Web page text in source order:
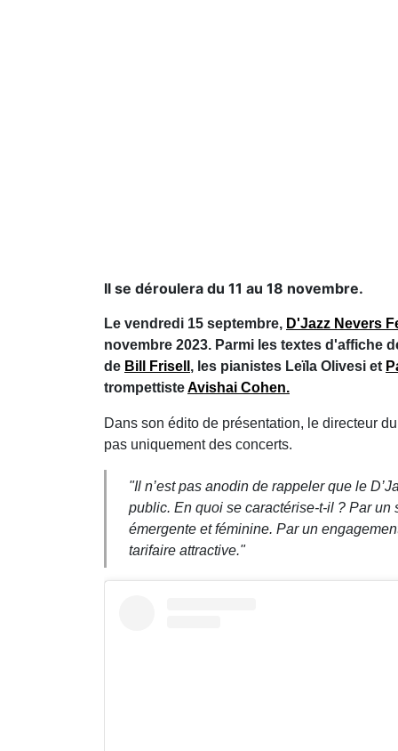
Il se déroulera du 11 au 18 novembre.
Le vendredi 15 septembre, D'Jazz Nevers
novembre 2023. Parmi les textes d'affiche
de Bill Frisell , les pianistes Leïla Olivesi et
trompettisteAvishai Cohen.
Dans son édito de présentation, le directeur
pas uniquement des concerts.
"Il n’est pas anodin de rappeler que le
public. En quoi se caractérise-t-il ? Par
émergente et féminine. Par un
tarifaire attractive."